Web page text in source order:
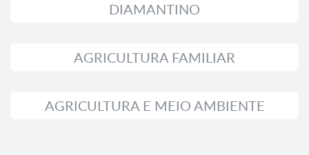
DIAMANTINO
AGRICULTURA FAMILIAR
AGRICULTURA E MEIO AMBIENTE